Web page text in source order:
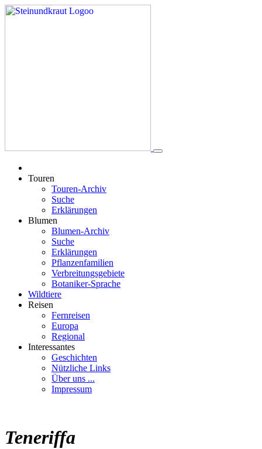
Touren
Touren-Archiv
Suche
Erklärungen
Blumen
Blumen-Archiv
Suche
Erklärungen
Pflanzenfamilien
Verbreitungsgebiete
Botaniker-Sprache
Wildtiere
Reisen
Fernreisen
Europa
Regional
Interessantes
Geschichten
Nützliche Links
Über uns ...
Impressum
Teneriffa